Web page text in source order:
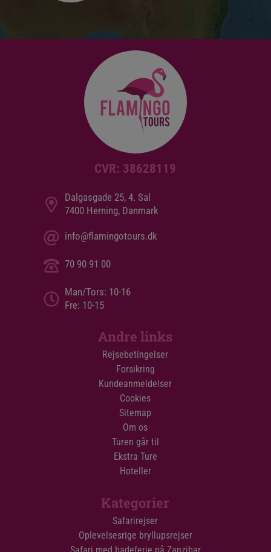
CVR: 38628119
Dalgasgade 25, 4. Sal
7400 Herning, Danmark
info@flamingotours.dk
70 90 91 00
Man/Tors: 10-16
Fre: 10-15
Andre links
Rejsebetingelser
Forsikring
Kundeanmeldelser
Cookies
Sitemap
Om os
Turen går til
Ekstra Ture
Hoteller
Kategorier
Safarirejser
Oplevelsesrige bryllupsrejser
Safari med badeferie på Zanzibar